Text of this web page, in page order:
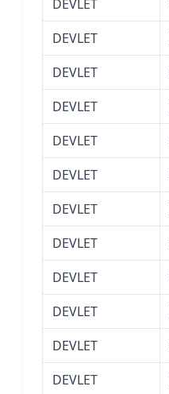
DEVLET
DEVLET
DEVLET
DEVLET
DEVLET
DEVLET
DEVLET
DEVLET
DEVLET
DEVLET
DEVLET
DEVLET